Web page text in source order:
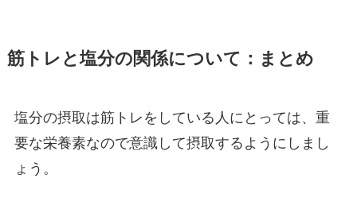
筋トレと塩分の関係について：まとめ
塩分の摂取は筋トレをしている人にとっては、重
要な栄養素なので意識して摂取するようにしまし
ょう。